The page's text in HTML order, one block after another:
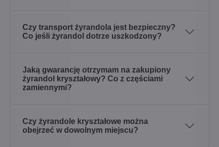
Czy transport żyrandola jest bezpieczny?
Co jeśli żyrandol dotrze uszkodzony?
Jaką gwarancję otrzymam na zakupiony
żyrandol kryształowy? Co z częściami
zamiennymi?
Czy żyrandole kryształowe można
obejrzeć w dowolnym miejscu?